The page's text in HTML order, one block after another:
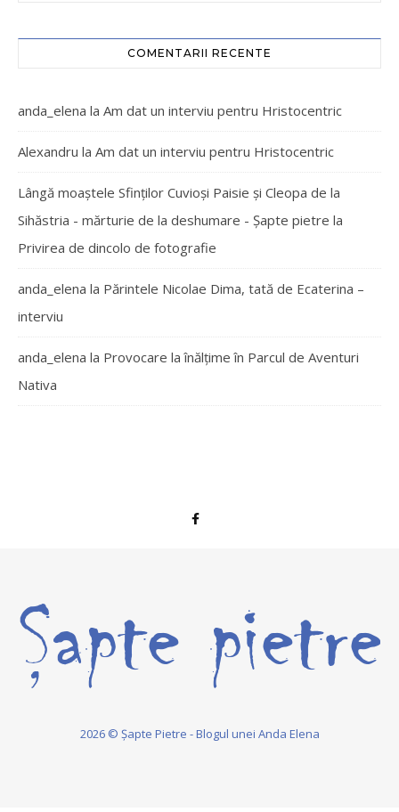
COMENTARII RECENTE
anda_elena la Am dat un interviu pentru Hristocentric
Alexandru la Am dat un interviu pentru Hristocentric
Lângă moaștele Sfinților Cuvioși Paisie și Cleopa de la
Sihăstria - mărturie de la deshumare - Şapte pietre la
Privirea de dincolo de fotografie
anda_elena la Părintele Nicolae Dima, tată de Ecaterina –
interviu
anda_elena la Provocare la înălțime în Parcul de Aventuri
Nativa
2026 © Șapte Pietre - Blogul unei Anda Elena